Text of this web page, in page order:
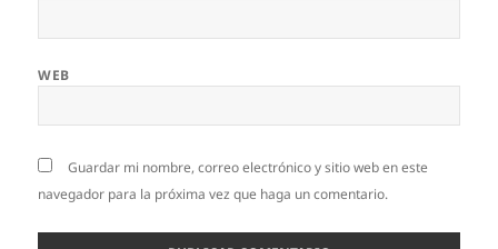
WEB
Guardar mi nombre, correo electrónico y sitio web en este
navegador para la próxima vez que haga un comentario.